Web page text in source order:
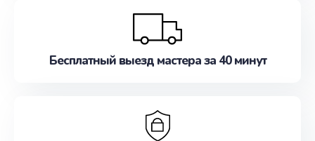
Бесплатный выезд мастера за 40 минут